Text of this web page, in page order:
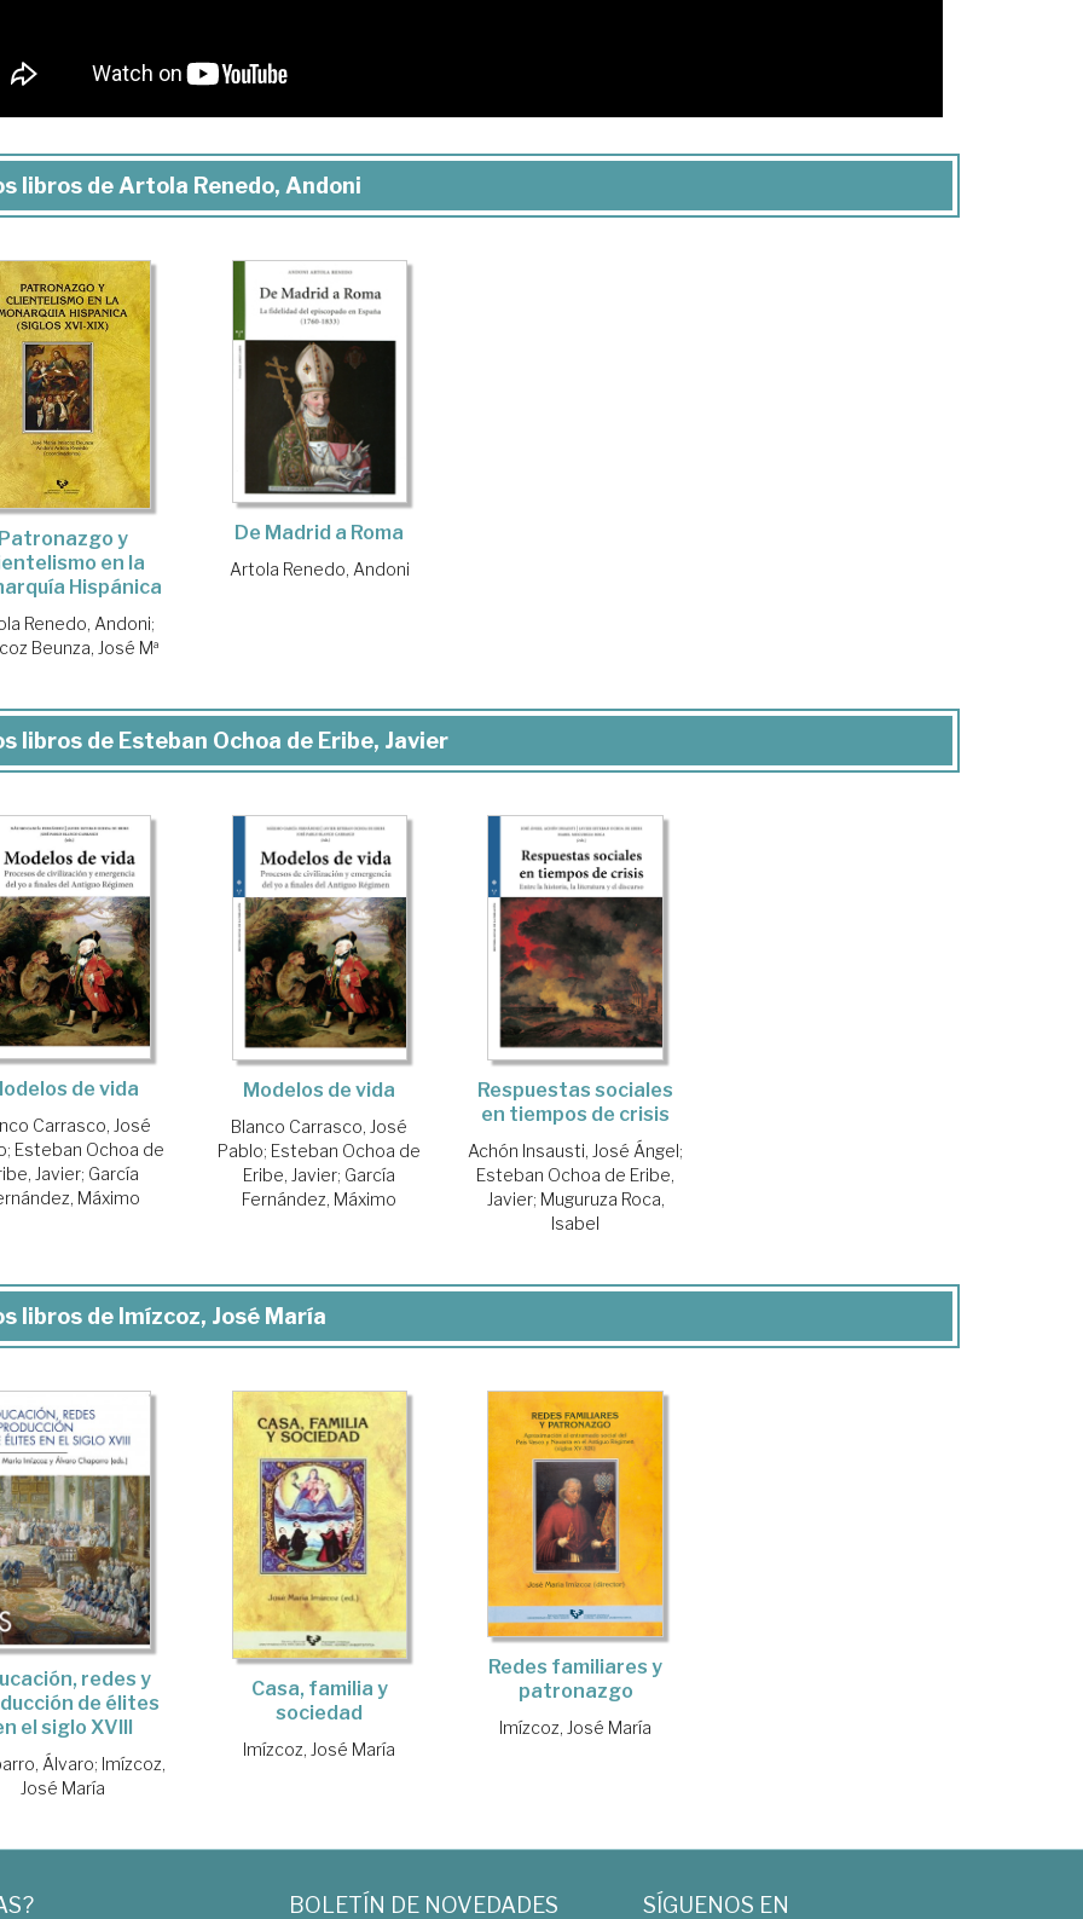
libros de Artola Renedo, Andoni
y
en la
Hispánica
Renedo, Andoni;
Beunza, José Mª
De Madrid a Roma
Artola Renedo, Andoni
libros de Esteban Ochoa de Eribe, Javier
de vida
Carrasco, José
; Esteban Ochoa de
Javier; García
Máximo
Modelos de vida
Blanco Carrasco, José
Pablo; Esteban Ochoa de
Eribe, Javier; García
Fernández, Máximo
Respuestas sociales
en tiempos de crisis
Achón Insausti, José Ángel;
Esteban Ochoa de Eribe,
Javier; Muguruza Roca,
Isabel
libros de Imízcoz, José María
redes y
de élites
el siglo XVIII
Álvaro; Imízcoz,
José María
Casa, familia y
sociedad
Imízcoz, José María
Redes familiares y
patronazgo
Imízcoz, José María
BOLETÍN DE NOVEDADES SÍGUENOS EN